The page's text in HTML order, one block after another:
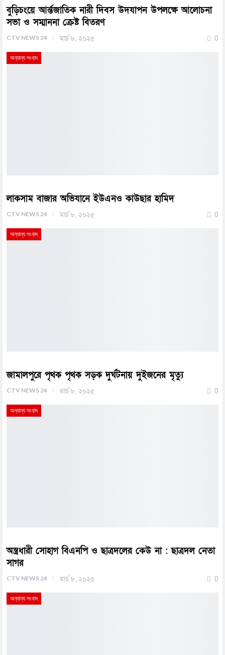
বুড়িচংয়ে আর্ন্তজাতিক নারী দিবস উদযাপন উপলক্ষে আলোচনা
সভা ও সম্মাননা ক্রেষ্ট বিতরণ
CTV NEWS 24 মার্চ ৮, ২০২৫ 0
অন্যান্য সংবাদ
লাকসাম বাজার অভিযানে ইউএনও কাউছার হামিদ
CTV NEWS 24 মার্চ ৮, ২০২৫ 0
অন্যান্য সংবাদ
জামালপুরে পৃথক পৃথক সড়ক দুর্ঘটনায় দুইজনের মৃত্যু
CTV NEWS 24 মার্চ ৮, ২০২৫ 0
অন্যান্য সংবাদ
অস্ত্রধারী সোহাগ বিএনপি ও ছাত্রদলের কেউ না : ছাত্রদল নেতা
সাগর
CTV NEWS 24 মার্চ ৮, ২০২৫ 0
অন্যান্য সংবাদ